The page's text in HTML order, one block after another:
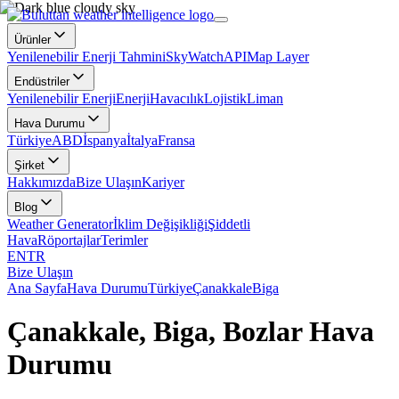
Ürünler
Yenilenebilir Enerji TahminiSkyWatchAPIMap Layer
Endüstriler
Yenilenebilir EnerjiEnerjiHavacılıkLojistikLiman
Hava Durumu
TürkiyeABDİspanyaİtalyaFransa
Şirket
HakkımızdaBize UlaşınKariyer
Blog
Weather Generatorİklim DeğişikliğiŞiddetli
HavaRöportajlarTerimler
ENTR
Bize Ulaşın
Ana SayfaHava DurumuTürkiyeÇanakkaleBiga
Çanakkale, Biga, Bozlar Hava
Durumu